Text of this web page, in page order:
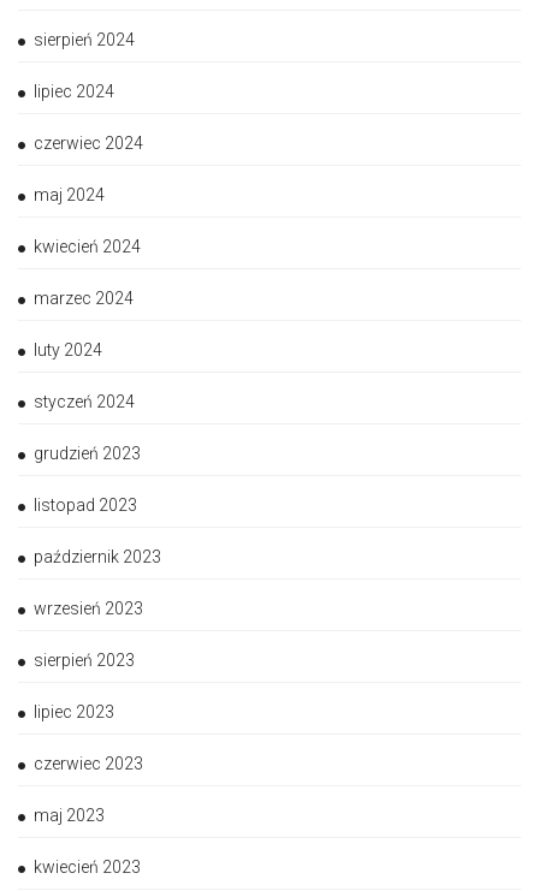
sierpień 2024
lipiec 2024
czerwiec 2024
maj 2024
kwiecień 2024
marzec 2024
luty 2024
styczeń 2024
grudzień 2023
listopad 2023
październik 2023
wrzesień 2023
sierpień 2023
lipiec 2023
czerwiec 2023
maj 2023
kwiecień 2023